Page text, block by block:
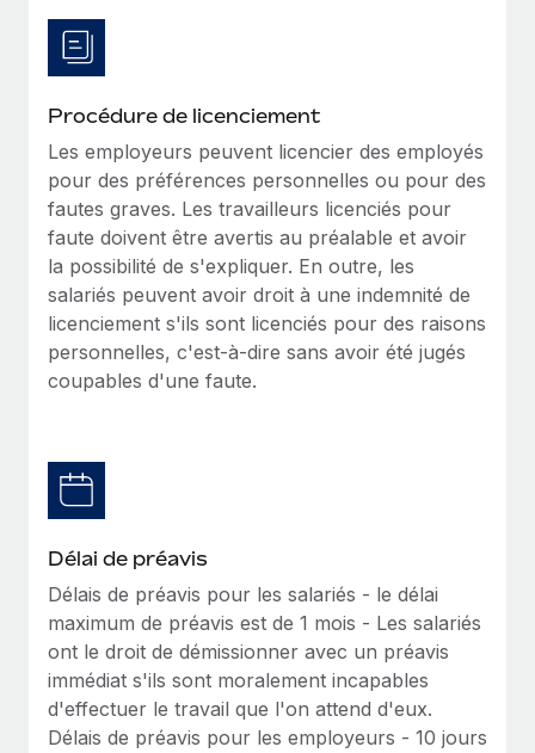
Demandez aux experts
Recevez des conseils d’experts sur les RH à
l’international et la conformité
Contrôles d’antécédents
Simplifiez vos processus de présélection des
candidats
Remote Watchtower
Gardez un temps d’avance sur les risques en
matière de conformité
Gestion des appareils
Création d’entité
Établissez des entités rapidement et en toute
Mobilité et déménagement international
Organisez facilement le déménagement de vos
employés
Avantages sociaux
Gérez facilement les avantages sociaux
Explorez avec nous vos opportunités de partenariat
Remote Build
Conseil en intégrations et automatisations assistées par
ÉTUDES DE CAS
Données sur les salaires et les talents
Obtenir de l’aide
Voir toutes les ressources
BLOG
Paie multipays
EOR et PEO
Explorer le blog
BLOG
Mises à jour des produits de Remote :
Intégrations Gusto et Xero et Gestion des
freelances Plus
Remote a toujours pour mission d'aider les entreprises de
Procédure de licenciement
Les employeurs peuvent licencier des employés
pour des préférences personnelles ou pour des
fautes graves. Les travailleurs licenciés pour
faute doivent être avertis au préalable et avoir
la possibilité de s'expliquer. En outre, les
salariés peuvent avoir droit à une indemnité de
licenciement s'ils sont licenciés pour des raisons
personnelles, c'est-à-dire sans avoir été jugés
coupables d'une faute.
Délai de préavis
Délais de préavis pour les salariés - le délai
maximum de préavis est de 1 mois - Les salariés
ont le droit de démissionner avec un préavis
immédiat s'ils sont moralement incapables
d'effectuer le travail que l'on attend d'eux.
Délais de préavis pour les employeurs - 10 jours